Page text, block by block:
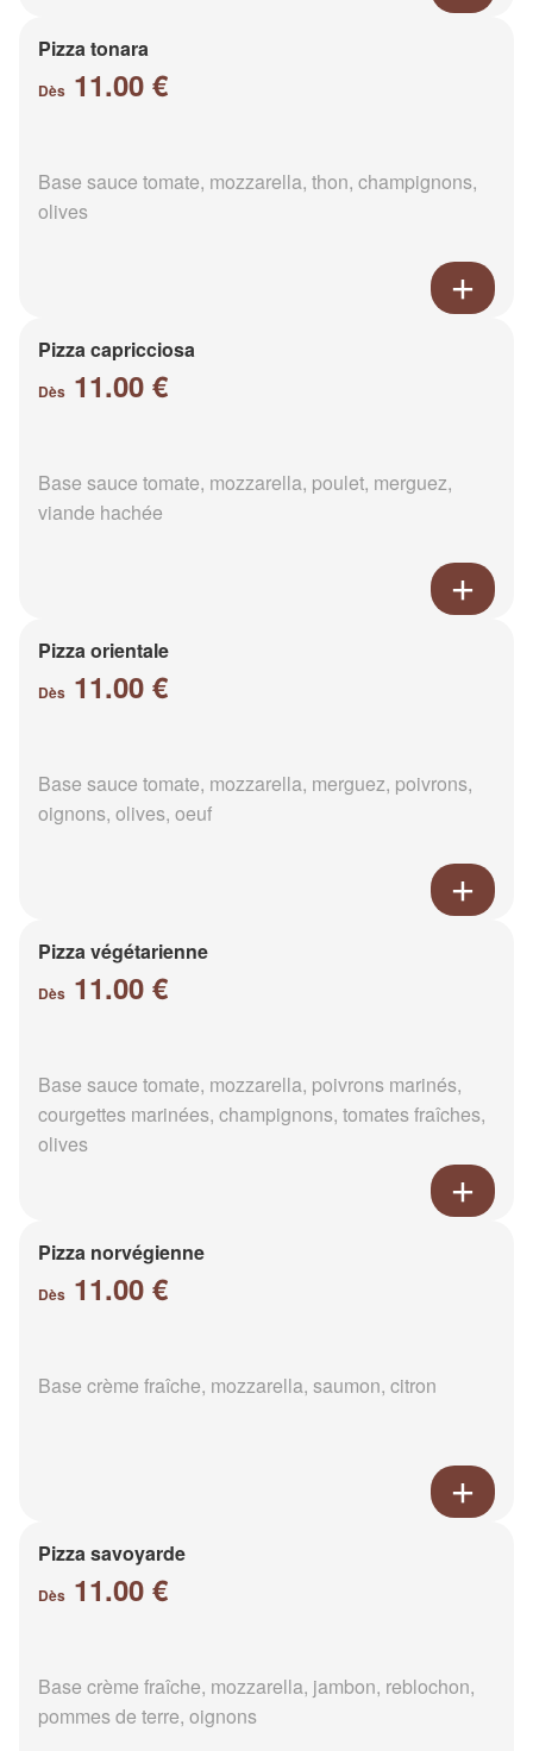
Pizza tonara
Dès 11.00 €
Base sauce tomate, mozzarella, thon, champignons,
olives
Pizza capricciosa
Dès 11.00 €
Base sauce tomate, mozzarella, poulet, merguez,
viande hachée
Pizza orientale
Dès 11.00 €
Base sauce tomate, mozzarella, merguez, poivrons,
oignons, olives, oeuf
Pizza végétarienne
Dès 11.00 €
Base sauce tomate, mozzarella, poivrons marinés,
courgettes marinées, champignons, tomates fraîches,
olives
Pizza norvégienne
Dès 11.00 €
Base crème fraîche, mozzarella, saumon, citron
Pizza savoyarde
Dès 11.00 €
Base crème fraîche, mozzarella, jambon, reblochon,
pommes de terre, oignons